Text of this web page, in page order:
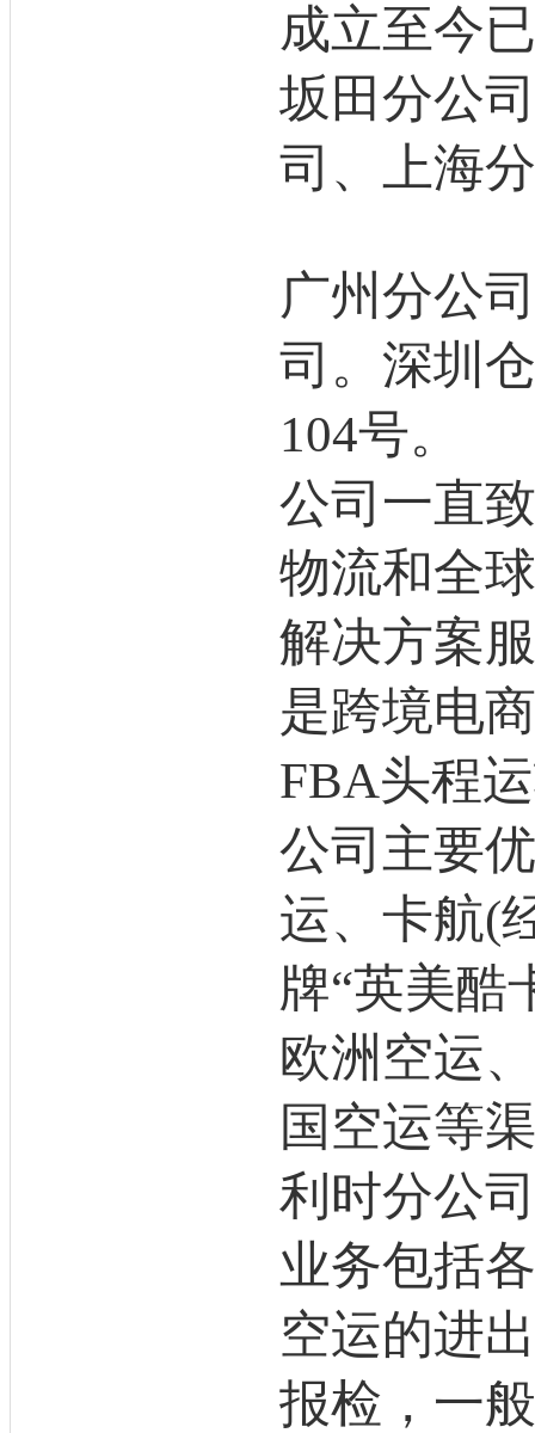
成立至今
坂田分公
司、上海
广州分公
司。深圳
104号。
公司一直
物流和全
解决方案
是跨境电
FBA头程
公司主要
运、卡航(
牌“英美酷
欧洲空运
国空运等
利时分公
业务包括
空运的进
报检，一